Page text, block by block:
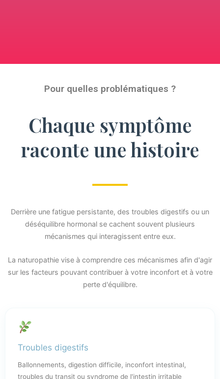
Pour quelles problématiques ?
Chaque symptôme
raconte une histoire
Derrière une fatigue persistante, des troubles digestifs ou un
déséquilibre hormonal se cachent souvent plusieurs
mécanismes qui interagissent entre eux.
La naturopathie vise à comprendre ces mécanismes afin d'agir
sur les facteurs pouvant contribuer à votre inconfort et à votre
perte d'équilibre.
Troubles digestifs
Ballonnements, digestion difficile, inconfort intestinal,
troubles du transit ou syndrome de l'intestin irritable